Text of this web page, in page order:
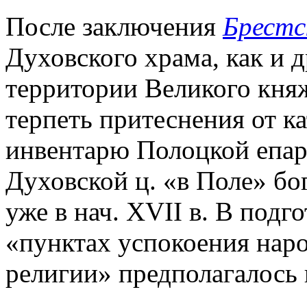
После заключения
Духовского храма, как и
территории Великого
терпеть притеснения от
инвентарю Полоцкой
Духовской ц. «в Поле»
уже в нач. XVII в. В
«пунктах успокоения
религии»